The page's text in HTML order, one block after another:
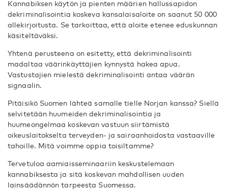
Kannabiksen käytön ja pienten määrien hallussapidon
dekriminalisointia koskeva kansalaisaloite on saanut 50 000
allekirjoitusta. Se tarkoittaa, että aloite etenee eduskunnan
käsiteltäväksi.
Yhtenä perusteena on esitetty, että dekriminalisointi
madaltaa väärinkäyttäjien kynnystä hakea apua.
Vastustajien mielestä dekriminalisointi antaa väärän
signaalin.
Pitäisikö Suomen lähteä samalle tielle Norjan kanssa? Siellä
selvitetään huumeiden dekriminalisointia ja
huumeongelmaa koskevan vastuun siirtämistä
oikeuslaitokselta terveyden- ja sairaanhoidosta vastaaville
tahoille. Mitä voimme oppia toisiltamme?
Tervetuloa aamiaisseminaariin keskustelemaan
kannabiksesta ja sitä koskevan mahdollisen uuden
lainsäädännön tarpeesta Suomessa.